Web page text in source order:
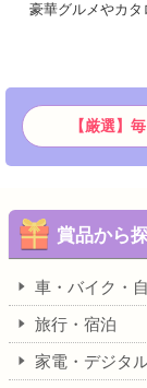
豪華グルメやカタ
【厳選】
賞品から
車・バイク・
旅行・宿泊
家電・デジタ